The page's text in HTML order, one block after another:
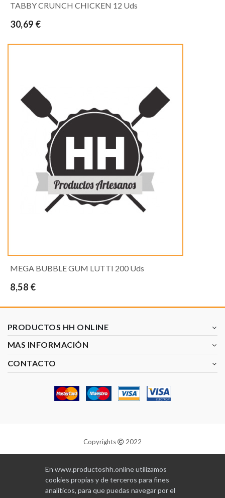
TABBY CRUNCH CHICKEN 12 Uds
30,69 €
MEGA BUBBLE GUM LUTTI 200 Uds
8,58 €
PRODUCTOS HH ONLINE
MAS INFORMACIÓN
CONTACTO
Copyrights 2022
Diseñado y programado porGABALA
En www.productoshh.online utilizamos
cookies propias y de terceros para fines
analíticos, para que puedas navegar por el